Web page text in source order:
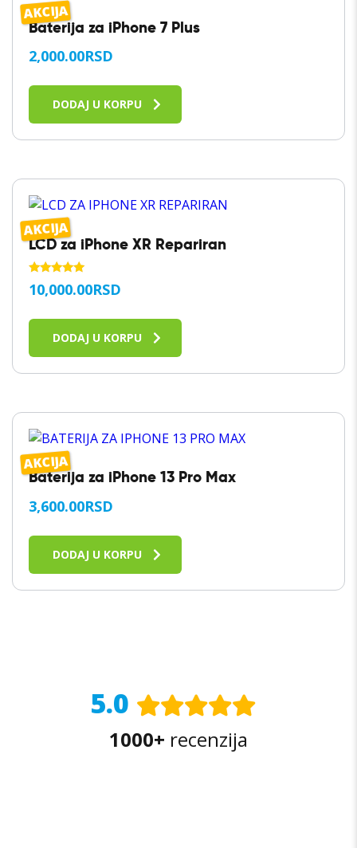
AKCIJA
Baterija za iPhone 7 Plus
2,000.00RSD
DODAJ U KORPU
AKCIJA
LCD za iPhone XR Repariran
OCENJENO
SA
10,000.00RSD
DODAJ U KORPU
AKCIJA
Baterija za iPhone 13 Pro Max
3,600.00RSD
DODAJ U KORPU
5.0
1000+ recenzija